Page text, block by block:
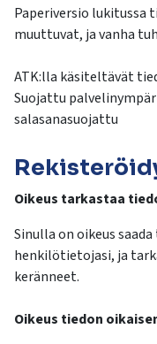
Paperiversio lukitussa
muuttuvat, ja vanha
ATK:lla käsiteltävät
Suojattu
salasanasuojattu
Oikeus tarkastaa
Sinulla on oikeus
henkilötietojasi, ja
keränneet.
Oikeus tiedon